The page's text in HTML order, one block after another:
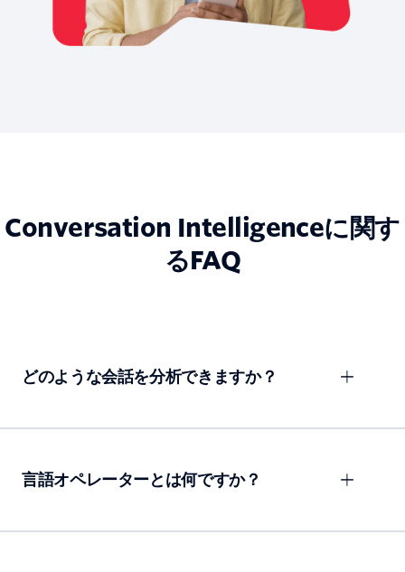
Conversation Intelligenceに関す
るFAQ
どのような会話を分析できますか？
言語オペレーターとは何ですか？